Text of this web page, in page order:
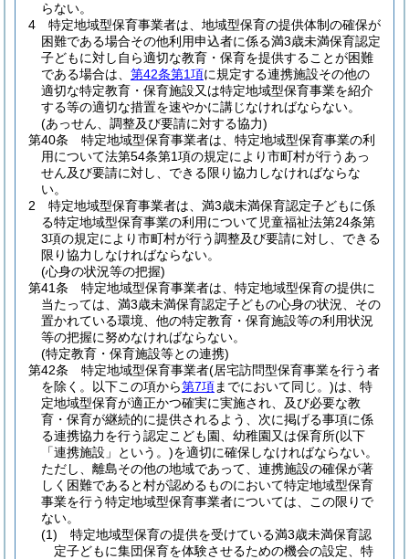
らない。
4
特定地域型保育事業者は、地域型保育の提供体制の確保が
困難である場合その他利用申込者に係る満3歳未満保育認定
子どもに対し自ら適切な教育・保育を提供することが困難
である場合は、 第42条第1項に規定する連携施設その他の
適切な特定教育・保育施設又は特定地域型保育事業を紹介
する等の適切な措置を速やかに講じなければならない。
(あっせん、調整及び要請に対する協力)
第40条
特定地域型保育事業者は、特定地域型保育事業の利
用について法第54条第1項の規定により市町村が行うあっ
せん及び要請に対し、できる限り協力しなければならな
い。
2
特定地域型保育事業者は、満3歳未満保育認定子どもに係
る特定地域型保育事業の利用について児童福祉法第24条第
3項の規定により市町村が行う調整及び要請に対し、できる
限り協力しなければならない。
(心身の状況等の把握)
第41条
特定地域型保育事業者は、特定地域型保育の提供に
当たっては、満3歳未満保育認定子どもの心身の状況、その
置かれている環境、他の特定教育・保育施設等の利用状況
等の把握に努めなければならない。
(特定教育・保育施設等との連携)
第42条
特定地域型保育事業者(居宅訪問型保育事業を行う者
を除く。以下この項から第7項までにおいて同じ。)は、特
定地域型保育が適正かつ確実に実施され、及び必要な教
育・保育が継続的に提供されるよう、次に掲げる事項に係
る連携協力を行う認定こども園、幼稚園又は保育所(以下
「連携施設」という。)を適切に確保しなければならない。
ただし、離島その他の地域であって、連携施設の確保が著
しく困難であると村が認めるものにおいて特定地域型保育
事業を行う特定地域型保育事業者については、この限りで
ない。
(1)
特定地域型保育の提供を受けている満3歳未満保育認
定子どもに集団保育を体験させるための機会の設定、特